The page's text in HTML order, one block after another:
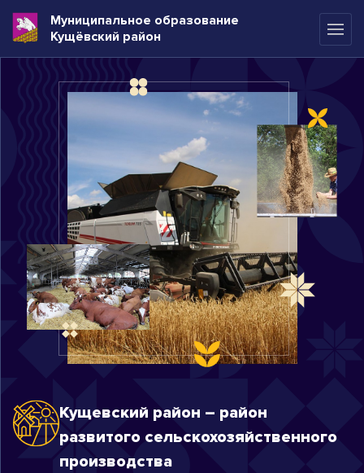
Муниципальное образование
Кущёвский район
Кущевский район – район
развитого сельскохозяйственного
производства